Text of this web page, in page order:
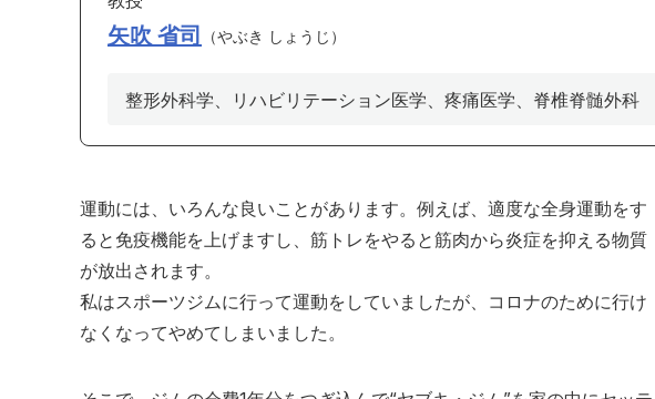
矢吹 省司 やぶき しょうじ
整形外科学、リハビリテーション医学、疼痛医学、脊椎脊髄外科
運動には、いろんな良いことがあります。例えば、適度な全身運動をす
ると免疫機能を上げますし、筋トレをやると筋肉から炎症を抑える物質
が放出されます。
私はスポーツジムに行って運動をしていましたが、コロナのために行け
なくなってやめてしまいました。